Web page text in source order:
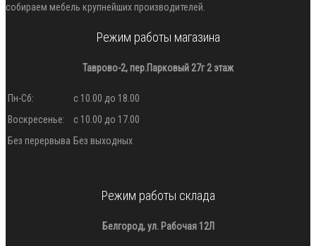
собираем мебель крупнейших производителей.
Режим работы магазина
Таврово-2, пер.Парковый 27г 2 этаж
Пн-Сб:
с 10.00 до 18.00
Воскресенье:
с 10.00 до 17.00
Без перервыва Без выходных
Режим работы склада
Белгород, ул. Рабочая 12Л